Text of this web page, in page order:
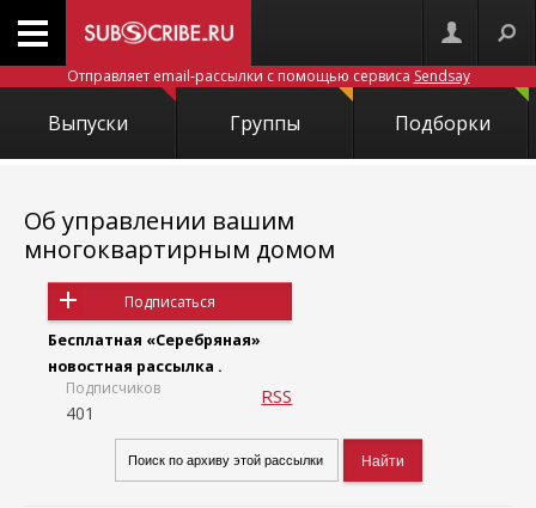
Отправляет email-рассылки с помощью сервиса Sendsay
Выпуски Группы Подборки
Об управлении вашим
многоквартирным домом
Подписаться
Бесплатная «Серебряная»
новостная рассылка .
Подписчиков
401
RSS